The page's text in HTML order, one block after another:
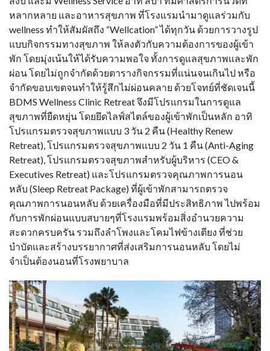
หลากหลาย และอาหารสุขภาพ ที่โรงแรมนำมาดูแลร่วมกับ
wellness ทำให้สัมผัสถึง “Wellcation” ได้ทุกวัน ด้วยการวางรูป
แบบกิจกรรมทางสุขภาพ ให้ลงตัวกับความต้องการของผู้เข้า
พัก โดยมุ่งเน้นให้ได้รับความพอใจ ทั้งการดูแลสุขภาพและพัก
ผ่อน โดยไม่ถูกจำกัดด้วยตารางกิจกรรมที่แน่นจนเกินไป หรือ
จำกัดขอบเขตจนทำให้รู้สึกไม่ผ่อนคลาย ด้วยโจทย์ที่ชัดเจนนี้
BDMS Wellness Clinic Retreat จึงมีโปรแกรมในการดูแล
สุขภาพที่ยืดหยุ่น โดยยึดไลฟ์สไตล์ของผู้เข้าพักเป็นหลัก อาทิ
โปรแกรมตรวจสุขภาพแบบ 3 วัน 2 คืน (Healthy Renew
Retreat), โปรแกรมตรวจสุขภาพแบบ 2 วัน 1 คืน (Anti-Aging
Retreat), โปรแกรมตรวจสุขภาพสำหรับผู้บริหาร (CEO &
Executives Retreat) และโปรแกรมตรวจคุณภาพการนอน
หลับ (Sleep Retreat Package) ที่ผู้เข้าพักสามารถตรวจ
คุณภาพการนอนหลับ ด้วยเครื่องมือที่มีประสิทธิภาพ ไปพร้อม
กับการพักผ่อนแบบสบายๆที่โรงแรมพร้อมสิ่งอำนวยความ
สะดวกครบครัน รวมถึงลำโพงและโคมไฟข้างเตียง ที่ช่วย
บำบัดและสร้างบรรยากาศที่ส่งเสริมการนอนหลับ โดยไม่
จำเป็นต้องนอนที่โรงพยาบาล